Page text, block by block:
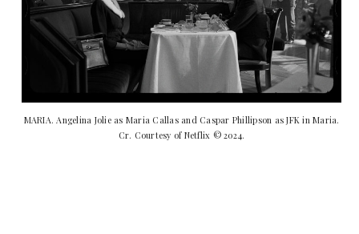
MARIA. Angelina Jolie as Maria Callas and Caspar Phillipson as JFK in Maria.
Cr. Courtesy of Netflix © 2024.